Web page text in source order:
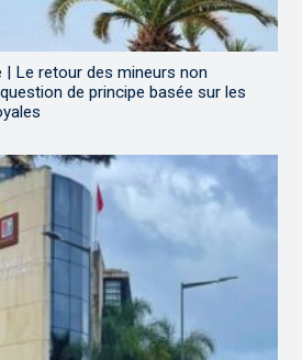
Le retour des mineurs non
de principe basée sur les